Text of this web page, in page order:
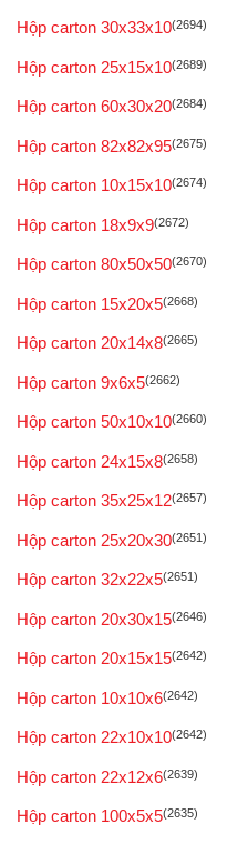
Hộp carton 30x33x10(2694)
Hộp carton 25x15x10(2689)
Hộp carton 60x30x20(2684)
Hộp carton 82x82x95(2675)
Hộp carton 10x15x10(2674)
Hộp carton 18x9x9(2672)
Hộp carton 80x50x50(2670)
Hộp carton 15x20x5(2668)
Hộp carton 20x14x8(2665)
Hộp carton 9x6x5(2662)
Hộp carton 50x10x10(2660)
Hộp carton 24x15x8(2658)
Hộp carton 35x25x12(2657)
Hộp carton 25x20x30(2651)
Hộp carton 32x22x5(2651)
Hộp carton 20x30x15(2646)
Hộp carton 20x15x15(2642)
Hộp carton 10x10x6(2642)
Hộp carton 22x10x10(2642)
Hộp carton 22x12x6(2639)
Hộp carton 100x5x5(2635)